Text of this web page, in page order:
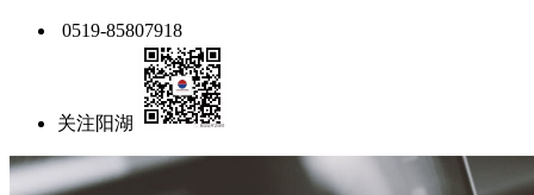
0519-85807918
关注阳湖